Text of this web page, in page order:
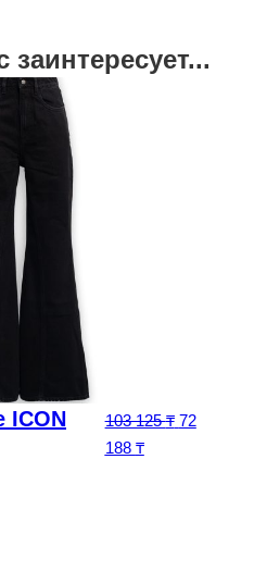
ICON
103 125₸ 72
188 ₸Текущая цена: